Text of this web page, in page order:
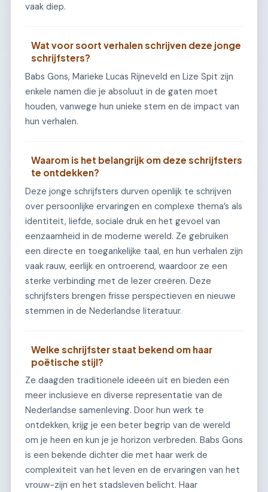
vaak diep.
Wat voor soort verhalen schrijven deze jonge
schrijfsters?
Babs Gons, Marieke Lucas Rijneveld en Lize Spit zijn
enkele namen die je absoluut in de gaten moet
houden, vanwege hun unieke stem en de impact van
hun verhalen.
Waarom is het belangrijk om deze schrijfsters
te ontdekken?
Deze jonge schrijfsters durven openlijk te schrijven
over persoonlijke ervaringen en complexe thema’s als
identiteit, liefde, sociale druk en het gevoel van
eenzaamheid in de moderne wereld. Ze gebruiken
een directe en toegankelijke taal, en hun verhalen zijn
vaak rauw, eerlijk en ontroerend, waardoor ze een
sterke verbinding met de lezer creëren. Deze
schrijfsters brengen frisse perspectieven en nieuwe
stemmen in de Nederlandse literatuur.
Welke schrijfster staat bekend om haar
poëtische stijl?
Ze daagden traditionele ideeën uit en bieden een
meer inclusieve en diverse representatie van de
Nederlandse samenleving. Door hun werk te
ontdekken, krijg je een beter begrip van de wereld
om je heen en kun je je horizon verbreden. Babs Gons
is een bekende dichter die met haar werk de
complexiteit van het leven en de ervaringen van het
vrouw-zijn en het stadsleven belicht. Haar